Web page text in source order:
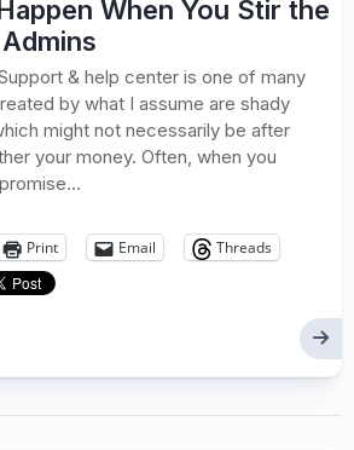
When You Stir the
& help center is one of many
by what I assume are shady
might not necessarily be after
your money. Often, when you
Print Email
Threads